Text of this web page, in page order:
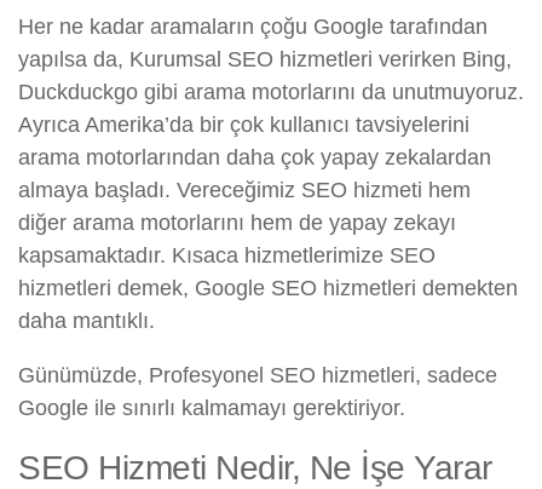
Her ne kadar aramaların çoğu Google tarafından
yapılsa da, Kurumsal SEO hizmetleri verirken Bing,
Duckduckgo gibi arama motorlarını da unutmuyoruz.
Ayrıca Amerika’da bir çok kullanıcı tavsiyelerini
arama motorlarından daha çok yapay zekalardan
almaya başladı. Vereceğimiz SEO hizmeti hem
diğer arama motorlarını hem de yapay zekayı
kapsamaktadır. Kısaca hizmetlerimize SEO
hizmetleri demek, Google SEO hizmetleri demekten
daha mantıklı.
Günümüzde, Profesyonel SEO hizmetleri, sadece
Google ile sınırlı kalmamayı gerektiriyor.
SEO Hizmeti Nedir, Ne İşe Yarar